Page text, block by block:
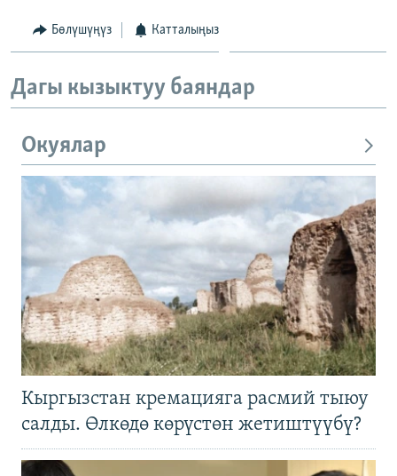
Бөлүшүңүз Катталыңыз
Дагы кызыктуу баяндар
Окуялар
Кыргызстан кремацияга расмий тыюу
салды. Өлкөдө көрүстөн жетиштүүбү?